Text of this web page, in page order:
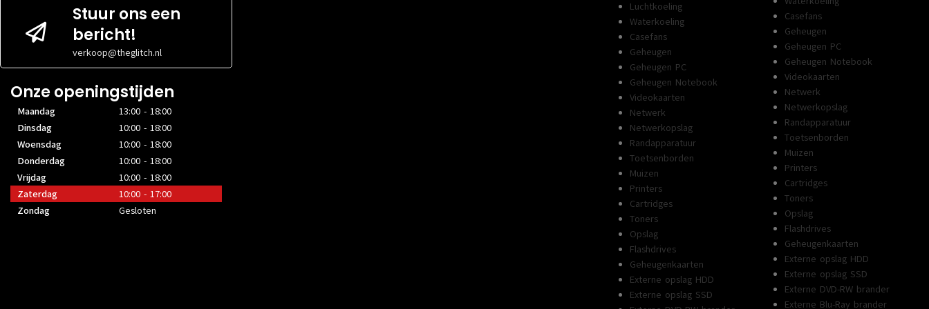
Stuur ons een
bericht!
verkoop@theglitch.nl
Onze openingstijden
Maandag
13:00 - 18:00
Dinsdag
10:00 - 18:00
Woensdag
10:00 - 18:00
Donderdag
10:00 - 18:00
Vrijdag
10:00 - 18:00
Zaterdag
10:00 - 17:00
Zondag
Gesloten
Luchtkoeling
Waterkoeling
Casefans
Geheugen
Geheugen PC
Geheugen Notebook
Videokaarten
Netwerk
Netwerkopslag
Randapparatuur
Toetsenborden
Muizen
Printers
Cartridges
Toners
Opslag
Flashdrives
Geheugenkaarten
Externe opslag HDD
Externe opslag SSD
Casefans
Geheugen
Geheugen PC
Geheugen Notebook
Videokaarten
Netwerk
Netwerkopslag
Randapparatuur
Toetsenborden
Muizen
Printers
Cartridges
Toners
Opslag
Flashdrives
Geheugenkaarten
Externe opslag HDD
Externe opslag SSD
Externe DVD-RW brander
Externe Blu-Ray brander